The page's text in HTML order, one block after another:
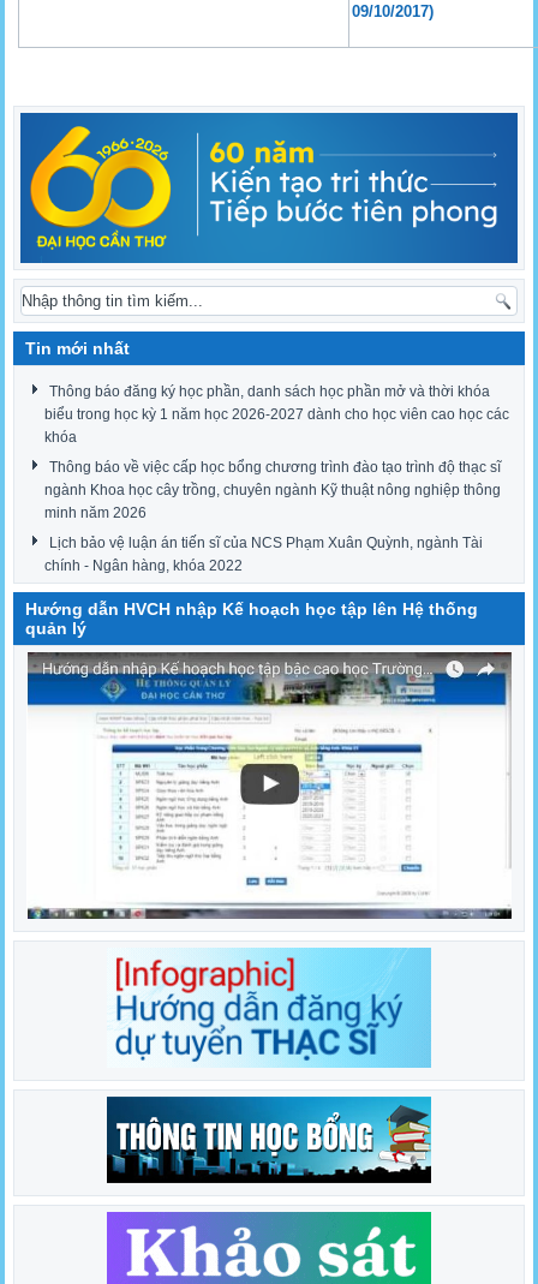
09/10/2017)
Tin mới nhất
Thông báo đăng ký học phần, danh sách học phần mở và thời khóa
biểu trong học kỳ 1 năm học 2026-2027 dành cho học viên cao học các
khóa
Thông báo về việc cấp học bổng chương trình đào tạo trình độ thạc sĩ
ngành Khoa học cây trồng, chuyên ngành Kỹ thuật nông nghiệp thông
minh năm 2026
Lịch bảo vệ luận án tiến sĩ của NCS Phạm Xuân Quỳnh, ngành Tài
chính - Ngân hàng, khóa 2022
Hướng dẫn HVCH nhập Kế hoạch học tập lên Hệ thống
quản lý